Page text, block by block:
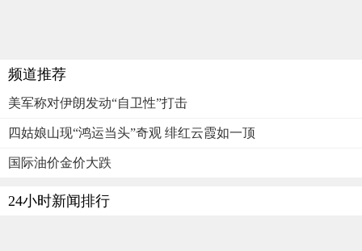
频道推荐
美军称对伊朗发动“自卫性”打击
四姑娘山现“鸿运当头”奇观 绯红云霞如一顶
国际油价金价大跌
24小时新闻排行